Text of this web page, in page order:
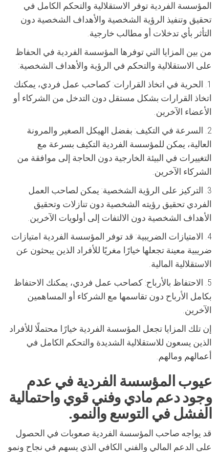
المؤسسة الفردية توفر الاستقلالية والتحكم الكامل في
تحقيق وتنفيذ الرؤية الشخصية والأهداف الشخصية دون
التأثر بأي تدخلات أو مطالب خارجية.
من بين المزايا التي توفرها المؤسسة الفردية في الحفاظ
على الاستقلالية والتحكم في الرؤية والأهداف الشخصية:
1. الحرية في اتخاذ القرارات: كصاحب عمل فردي، يمكنك
اتخاذ القرارات بشكل مستقل دون التدخل من الشركاء أو
الأعضاء الآخرين.
2. السرعة في التكيف: بفضل الهيكل الصغير والمرونة
العالية، يمكن للمؤسسة الفردية التكيف بسرعة مع
التغييرات في البيئة الخارجية دون الحاجة إلى موافقة من
الشركاء الآخرين.
3. التركيز على الرؤية الشخصية: يمكن لصاحب العمل
الفردي تحقيق رؤيته الشخصية دون تنازلات وتحقيق
الأهداف الشخصية دون الالتفات إلى أولويات الآخرين.
4. الامتيازات الضريبية: قد توفر المؤسسة الفردية امتيازات
ضريبية معينة تجعلها خيارًا مغريًا للأفراد الذين يبحثون عن
الاستقلالية المالية.
5. الاحتفاظ بالأرباح: كصاحب عمل فردي، يمكنك الاحتفاظ
بكامل الأرباح دون تقاسمها مع الشركاء أو المساهمين
الآخرين.
إن تلك المزايا تجعل المؤسسة الفردية خيارًا محتملًا للأفراد
الذين يسعون للاستقلالية الشديدة والتحكم الكامل في
أعمالهم ومالهم.
عيوب المؤسسة الفردية في عدم
وجود دعم مادي وفني قوي واحتمالية
الفشل في التوسع والنمو.
قد يواجه صاحب المؤسسة الفردية صعوبات في الحصول
على الدعم المالي والفني الكافي الذي يسهم في نجاح ونمو